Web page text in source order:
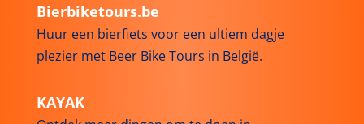
Bierbiketours.be
Huur een bierfiets voor een ultiem dagje
plezier met Beer Bike Tours in België.
KAYAK